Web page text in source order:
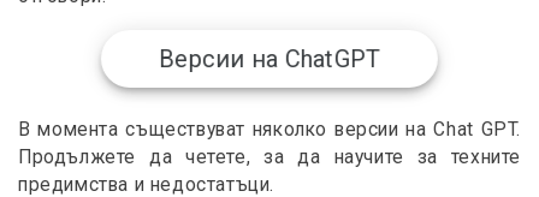
Версии на ChatGPT
В момента съществуват няколко версии на Chat GPT.
Продължете да четете, за да научите за техните
предимства и недостатъци.